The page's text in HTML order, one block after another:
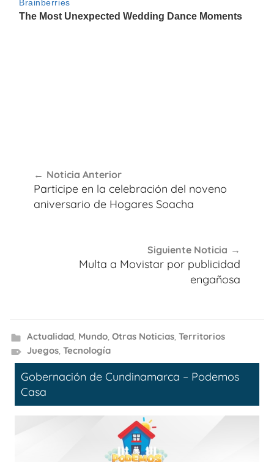
de
entradas
Noticia Anterior
Participe en la celebración del noveno
aniversario de Hogares Soacha
Siguiente Noticia
Multa a Movistar por publicidad
engañosa
Actualidad, Mundo, Otras Noticias, Territorios
Juegos, Tecnología
Gobernación de Cundinamarca – Podemos
Casa